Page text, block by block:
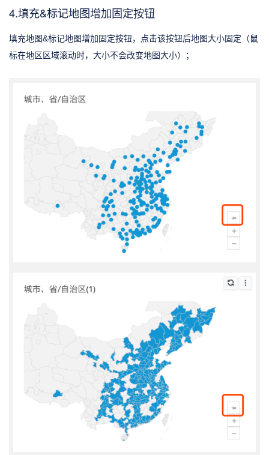
4.填充&标记地图增加固定按钮
填充地图&标记地图增加固定按钮，点击该按钮后地图大小固定（鼠
标在地区区域滚动时，大小不会改变地图大小）；